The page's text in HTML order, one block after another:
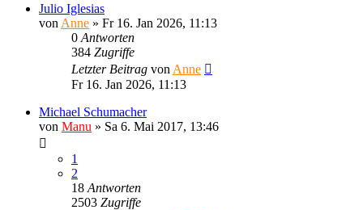
Julio Iglesias
von Anne » Fr 16. Jan 2026, 11:13
0 Antworten
384 Zugriffe
Letzter Beitrag von Anne
Fr 16. Jan 2026, 11:13
Michael Schumacher
von Manu » Sa 6. Mai 2017, 13:46
1
2
18 Antworten
2503 Zugriffe